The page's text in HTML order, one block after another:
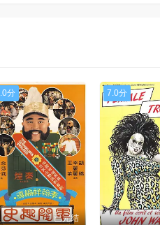
分
已完结
7.0分